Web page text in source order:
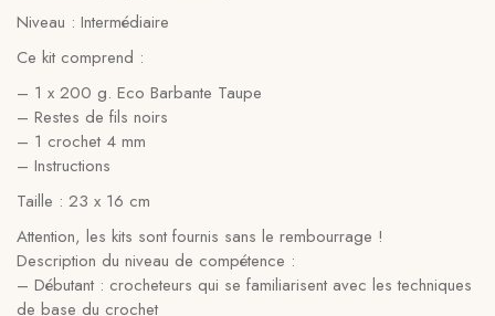
Niveau : Intermédiaire
Ce kit comprend :
– 1 x 200 g. Eco Barbante Taupe
– Restes de fils noirs
– 1 crochet 4 mm
– Instructions
Taille : 23 x 16 cm
Attention, les kits sont fournis sans le rembourrage !
Description du niveau de compétence :
– Débutant : crocheteurs qui se familiarisent avec les techniques
de base du crochet